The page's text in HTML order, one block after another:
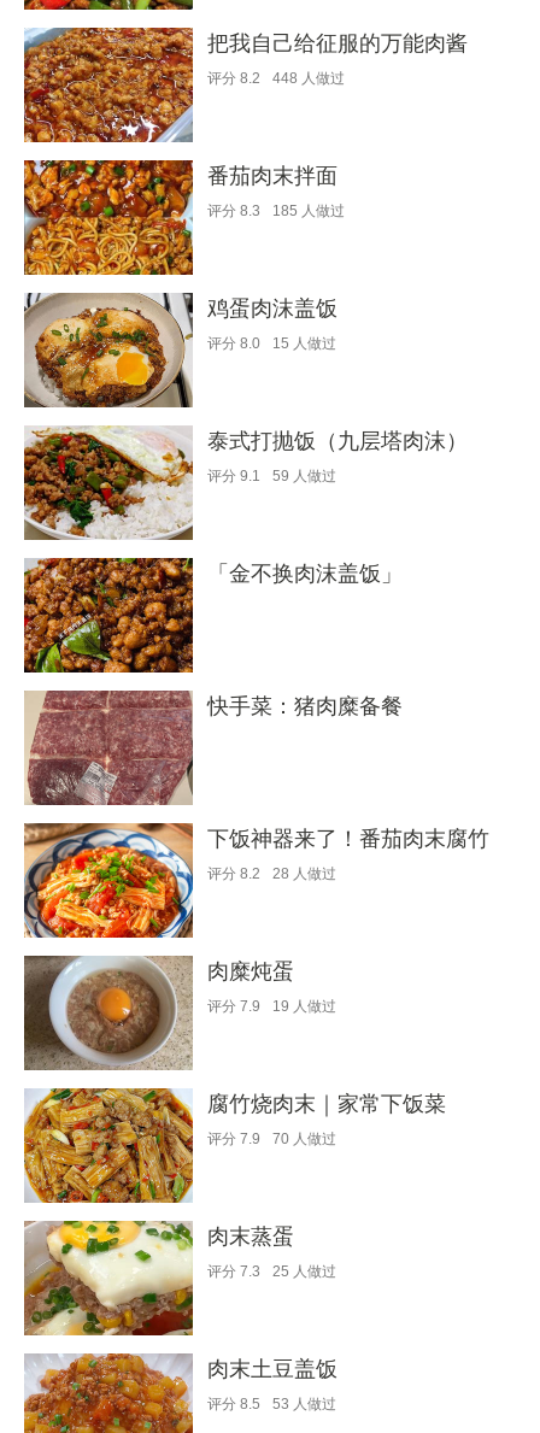
把我自己给征服的万能肉酱
评分 8.2 448 人做过
番茄肉末拌面
评分 8.3 185 人做过
鸡蛋肉沫盖饭
评分 8.0 15 人做过
泰式打抛饭（九层塔肉沫）
评分 9.1 59 人做过
「金不换肉沫盖饭」
快手菜：猪肉糜备餐
下饭神器来了！番茄肉末腐竹
评分 8.2 28 人做过
肉糜炖蛋
评分 7.9 19 人做过
腐竹烧肉末｜家常下饭菜
评分 7.9 70 人做过
肉末蒸蛋
评分 7.3 25 人做过
肉末土豆盖饭
评分 8.5 53 人做过